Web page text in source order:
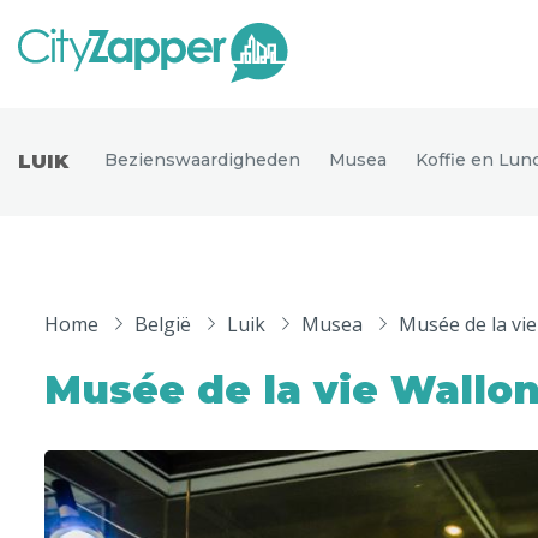
Nederland
Europa
Noord-Amerika
Andere wereldsteden
Uitgelichte bestemmingen
Florence
Dublin
LUIK Bezienswaardigheden Musea Koffie en
Home België Luik Musea Musée de la
Musée de la vie